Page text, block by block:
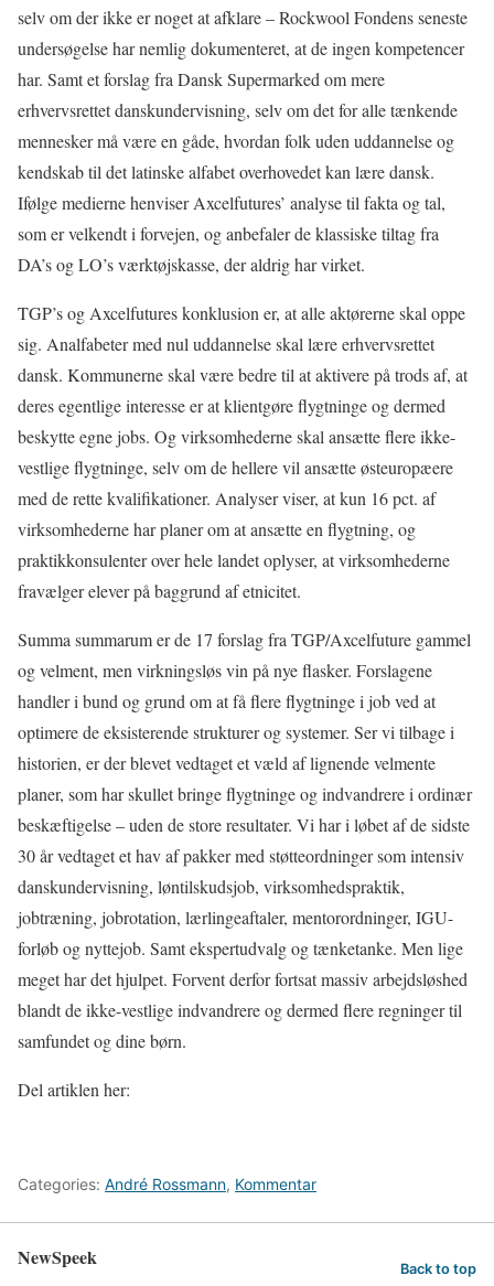
selv om der ikke er noget at afklare – Rockwool Fondens seneste
undersøgelse har nemlig dokumenteret, at de ingen kompetencer
har. Samt et forslag fra Dansk Supermarked om mere
erhvervsrettet danskundervisning, selv om det for alle tænkende
mennesker må være en gåde, hvordan folk uden uddannelse og
kendskab til det latinske alfabet overhovedet kan lære dansk.
Ifølge medierne henviser Axcelfutures’ analyse til fakta og tal,
som er velkendt i forvejen, og anbefaler de klassiske tiltag fra
DA’s og LO’s værktøjskasse, der aldrig har virket.
TGP’s og Axcelfutures konklusion er, at alle aktørerne skal oppe
sig. Analfabeter med nul uddannelse skal lære erhvervsrettet
dansk. Kommunerne skal være bedre til at aktivere på trods af, at
deres egentlige interesse er at klientgøre flygtninge og dermed
beskytte egne jobs. Og virksomhederne skal ansætte flere ikke-
vestlige flygtninge, selv om de hellere vil ansætte østeuropæere
med de rette kvalifikationer. Analyser viser, at kun 16 pct. af
virksomhederne har planer om at ansætte en flygtning, og
praktikkonsulenter over hele landet oplyser, at virksomhederne
fravælger elever på baggrund af etnicitet.
Summa summarum er de 17 forslag fra TGP/Axcelfuture gammel
og velment, men virkningsløs vin på nye flasker. Forslagene
handler i bund og grund om at få flere flygtninge i job ved at
optimere de eksisterende strukturer og systemer. Ser vi tilbage i
historien, er der blevet vedtaget et væld af lignende velmente
planer, som har skullet bringe flygtninge og indvandrere i ordinær
beskæftigelse – uden de store resultater. Vi har i løbet af de sidste
30 år vedtaget et hav af pakker med støtteordninger som intensiv
danskundervisning, løntilskudsjob, virksomhedspraktik,
jobtræning, jobrotation, lærlingeaftaler, mentorordninger, IGU-
forløb og nyttejob. Samt ekspertudvalg og tænketanke. Men lige
meget har det hjulpet. Forvent derfor fortsat massiv arbejdsløshed
blandt de ikke-vestlige indvandrere og dermed flere regninger til
samfundet og dine børn.
Del artiklen her:
Categories: André Rossmann, Kommentar
NewSpeek Back to top